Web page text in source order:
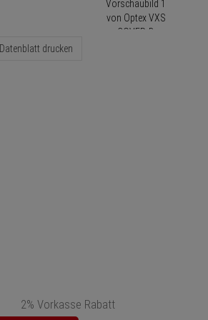
Datenblatt drucken
2% Vorkasse Rabatt